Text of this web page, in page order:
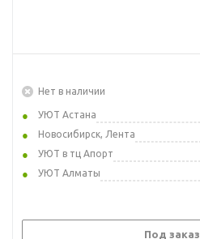
Нет в наличии
УЮТ Астана
Новосибирск, Лента
УЮТ в тц Апорт
УЮТ Алматы
Под заказ